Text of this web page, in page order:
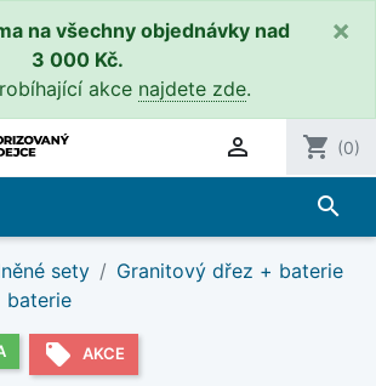
na všechny objednávky nad
3 000 Kč.
akce najdete zde.
×
 shopping_cart (0)
search
sety
Granitový dřez + baterie
baterie
local_offer AKCE